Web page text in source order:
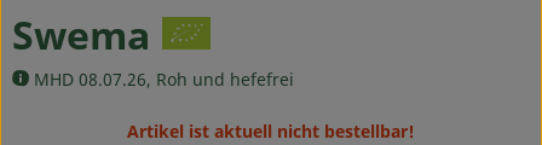
Drogerie
Swema
MHD 08.07.26, Roh und hefefrei
Artikel ist aktuell nicht bestellbar!